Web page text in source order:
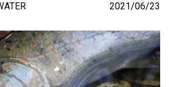
2021/06/23